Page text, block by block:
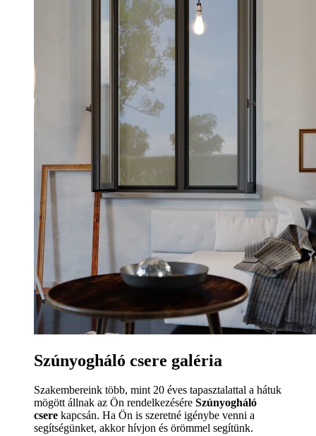
Szúnyogháló csere galéria
Szakembereink több, mint 20 éves tapasztalattal a hátuk
mögött állnak az Ön rendelkezésére Szúnyogháló
csere kapcsán. Ha Ön is szeretné igénybe venni a
segítségünket, akkor hívjon és örömmel segítünk.